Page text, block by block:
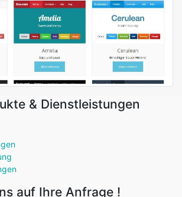
& Dienstleistungen
auf Ihre Anfrage !